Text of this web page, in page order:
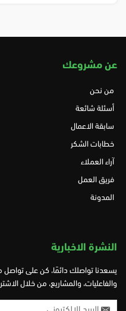
عن مشروعك
من نحن
أسئلة شائعة
سابقة الاعمال
خطابات الشكر
آراء العملاء
فريق العمل
المدونة
النشرة الاخبارية
يسعدنا تواصلك دائمًا، كن على
والفاعليات، والمشاريع، من خلال